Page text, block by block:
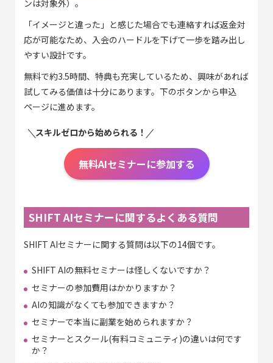
ンは対象外）。
「イメージと違った」と感じた場合でも連絡すれば返金対
応が可能なため、入会のハードルを下げて一歩を踏み出し
やすい設計です。
無料で約3.5時間、特典も充実しているため、興味があれば
試してみる価値は十分にあります。下のボタンから申込
ページに進めます。
スキルゼロから始められる！
無料AIセミナーに参加する
SHIFT AIセミナーに関するよくある質問
SHIFT AIセミナーに関する質問は以下の14個です。
SHIFT AIの無料セミナーは怪しくないですか？
セミナーの参加費用はかかりますか？
AIの知識がなくても参加できますか？
セミナーで本当に副業を始められますか？
セミナーとスクール(有料コミュニティ)の違いは何です
か？